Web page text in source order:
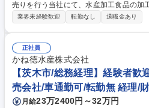
売りを行う当社にて、水産加工食品の加工業
工食品（塩干商品等）の仕分け、ピッキ
業務等 ※ご本人のご希望と適正を重視し
定いたします。 募集職種 【茨木市/食品製造加工スタッフ】食品加工卸売
会社/創業50年超え/転勤無
業界未経験歓迎 転勤なし 退職金あり
正社員
かね徳水産株式会社
【茨木市/総務経理】経験者歓
売会社/車通勤可/転勤無 経理/
月給23万2400円～32万円